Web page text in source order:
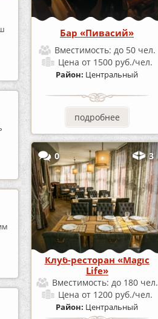
Бар «Пивасий»
Вместимость: до 50 чел.
Ценаот 1500 руб./чел.
Район: Центральный
подробнее
0 3
Клуб-ресторан «Magic
Life»
Вместимость: до 180 чел.
Ценаот 1200 руб./чел.
Район: Центральный